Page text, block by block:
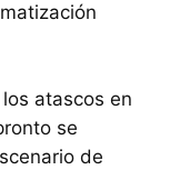
atascos en
se
de